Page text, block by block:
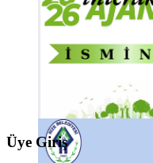
Üye Giriş